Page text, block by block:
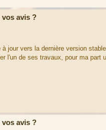
avis ?
jour vers la dernière version
l'un de ses travaux, pour ma part
avis ?